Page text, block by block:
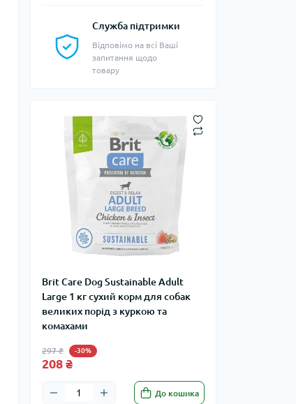
Служба підтримки
Відповімо на всі Ваші
запитання щодо
товару
Brit Care Dog Sustainable Adult
Large 1 кг сухий корм для собак
великих порід з куркою та
комахами
297 ₴ -30%
208 ₴
До кошика